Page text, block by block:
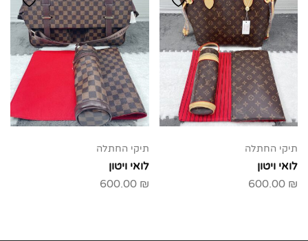
תיקי החתלה
לואי ויטון
600.00 ₪
תיקי החתלה
לואי ויטון
600.00 ₪